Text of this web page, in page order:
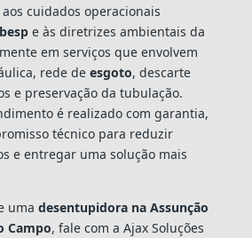
aos cuidados operacionais
e às diretrizes ambientais da
em serviços que envolvem
rede de esgoto, descarte
e preservação da tubulação.
é realizado com garantia,
técnico para reduzir
e entregar uma solução mais
uma desentupidora na Assunção
Campo, fale com a Ajax Soluções